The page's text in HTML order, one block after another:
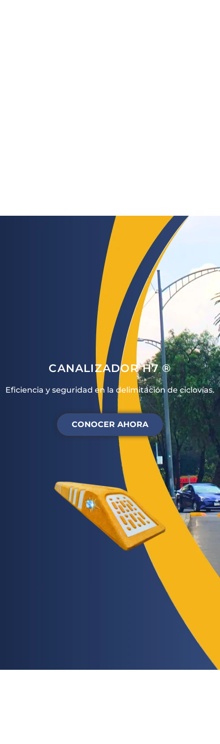
CANALIZADOR H7 ®
Eficiencia y seguridad en la delimitación de ciclovías.
CONOCER AHORA